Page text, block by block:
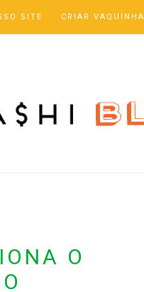
SITE CRIAR VAQUINHA
O